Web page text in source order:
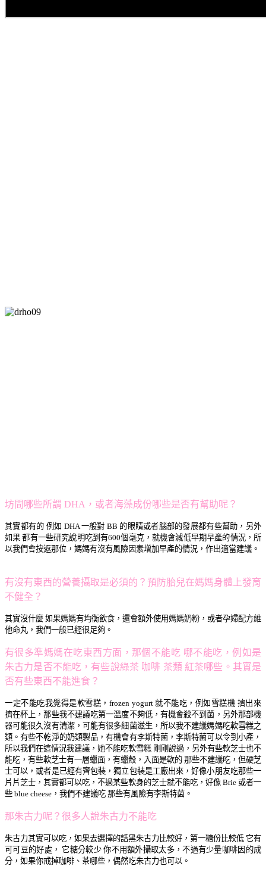
坊間哪些所謂 DHA，或者海藻成份哪些是否有幫助呢？
其實都有的 例如 DHA 一般對 BB 的眼睛或者腦部的發展都有些幫助，另外
如果 都有一些研究說明吃到有600個毫克，就機會減低早期早產的情況，所
以我們會按返那位，媽媽有沒有風險因素增加早產的情況，作出適當建議。
有沒有東西的營養攝取是必須的？預防胎兒在媽媽身體上發育
不健全？
其實沒什麼 如果媽媽有均衡飲食，還會額外使用媽媽奶粉，或者孕婦配方維
他命丸，我們一般已經很足夠。
有很多準媽媽在吃東西方面，那個不能吃 哪不能吃，例如是
朱古力是否不能吃，有些說綠茶 咖啡 茶類 紅茶哪些。其實是
否有些東西不能進食？
一定不能吃我覺得是軟雪糕，frozen yogurt 就不能吃，例如雪糕機 擠出來
擠在杯上，那些我不建議吃第一溫度不夠低，有機會殺不到菌，另外那部機
器可能很久沒有清潔，可能有很多細菌滋生，所以我不建議媽媽吃軟雪糕之
類。有些不乾淨的奶類製品，有機會有李斯特菌，李斯特菌可以令到小產，
所以我們在這情況我建議，她不能吃軟雪糕 剛剛說過，另外有些軟芝士也不
能吃，有些軟芝士有一層蠟面，有蠟殼，入面是軟的 那些不建議吃，但硬芝
士可以，或者是已經有齊包裝，獨立包裝是工廠出來，好像小朋友吃那些一
片片芝士，其實都可以吃，不過某些軟身的芝士就不能吃，好像 Brie 或者一
些 blue cheese，我們不建議吃 那些有風險有李斯特菌。
那朱古力呢？很多人說朱古力不能吃
朱古力其實可以吃，如果去選擇的話黑朱古力比較好，第一糖份比較低 它有
可可豆的好處， 它糖分較少 你不用額外攝取太多，不過有少量咖啡因的成
分，如果你戒掉咖啡、茶哪些，偶然吃朱古力也可以。